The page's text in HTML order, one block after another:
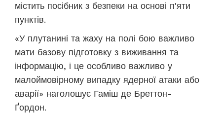
містить посібник з безпеки на основі п'яти
пунктів.
«У плутанині та жаху на полі бою важливо
мати базову підготовку з виживання та
інформацію, і це особливо важливо у
малоймовірному випадку ядерної атаки або
аварії» наголошує Гаміш де Бреттон-
Ґордон.